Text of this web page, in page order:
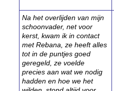
Na het overlijden van mijn
schoonvader, net voor
kerst, kwam ik in contact
met Rebana, ze heeft alles
tot in de puntjes goed
geregeld, ze voelde
precies aan wat we nodig
hadden en hoe we het